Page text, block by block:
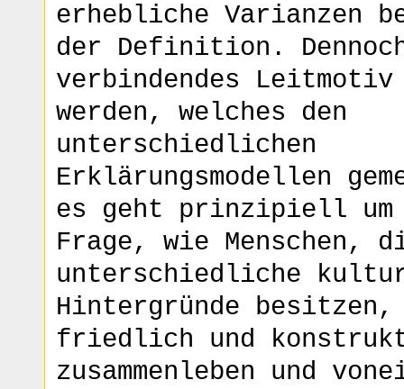
erhebliche Varianzen
der Definition.
verbindendes
werden, welches den
unterschiedlichen
Erklärungsmodellen
es geht prinzipiell um
Frage, wie Menschen,
unterschiedliche
Hintergründe
friedlich und
zusammenleben und